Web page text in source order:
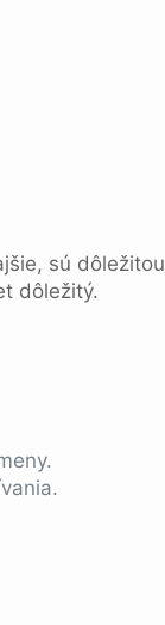
sú dôležitou
dôležitý.